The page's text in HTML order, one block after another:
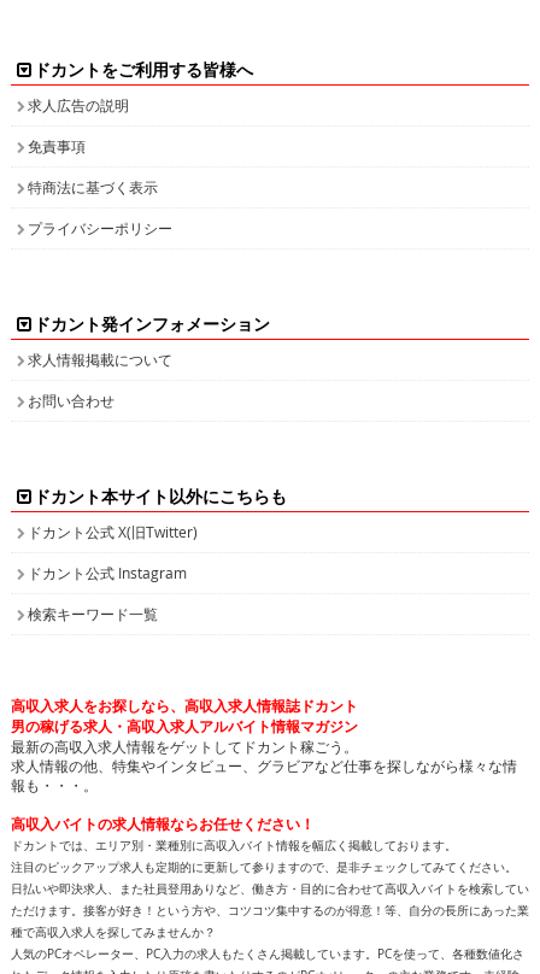
ドカントをご利用する皆様へ
求人広告の説明
免責事項
特商法に基づく表示
プライバシーポリシー
ドカント発インフォメーション
求人情報掲載について
お問い合わせ
ドカント本サイト以外にこちらも
ドカント公式 X(旧Twitter)
ドカント公式 Instagram
検索キーワード一覧
高収入求人をお探しなら、高収入求人情報誌ドカント
男の稼げる求人・高収入求人アルバイト情報マガジン
最新の高収入求人情報をゲットしてドカント稼ごう。
求人情報の他、特集やインタビュー、グラビアなど仕事を探しながら様々な情
報も・・・。
高収入バイトの求人情報ならお任せください！
ドカントでは、エリア別・業種別に高収入バイト情報を幅広く掲載しております。
注目のピックアップ求人も定期的に更新して参りますので、是非チェックしてみてください。
日払いや即決求人、また社員登用ありなど、働き方・目的に合わせて高収入バイトを検索してい
ただけます。接客が好き！という方や、コツコツ集中するのが得意！等、自分の長所にあった業
種で高収入求人を探してみませんか？
人気のPCオペレーター、PC入力の求人もたくさん掲載しています。PCを使って、各種数値化さ